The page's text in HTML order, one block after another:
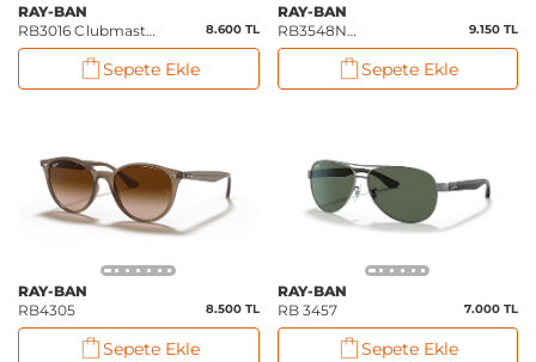
RAY-BAN
RB3016 Clubmaster
Classic
8.600 TL
Sepete Ekle
RAY-BAN
RB3548N
Hexagonal Flat
9.150 TL
Sepete Ekle
RAY-BAN
RB4305
8.500 TL
Sepete Ekle
RAY-BAN
RB 3457
7.000 TL
Sepete Ekle